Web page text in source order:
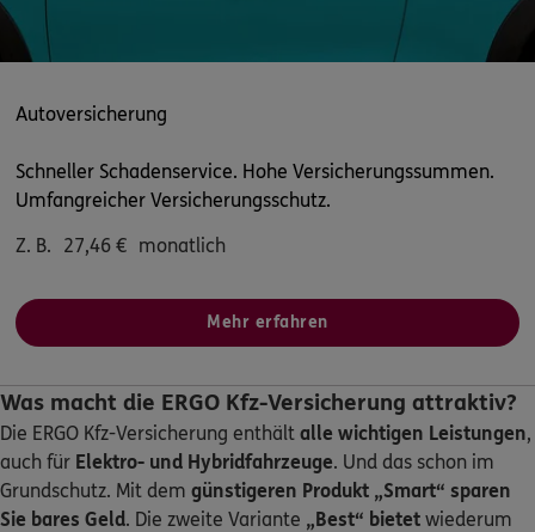
Autoversicherung
Schneller Schadenservice. Hohe Versicherungssummen.
Umfangreicher Versicherungsschutz.
Z. B.
27,46 € monatlich
Mehr erfahren
Was macht die ERGO Kfz-Versicherung attraktiv?
Die ERGO Kfz-Versicherung enthält alle wichtigen Leistungen,
auch für Elektro- und Hybridfahrzeuge. Und das schon im
Grundschutz. Mit dem günstigeren Produkt „Smart“ sparen
Sie bares Geld. Die zweite Variante „Best“ bietet wiederum